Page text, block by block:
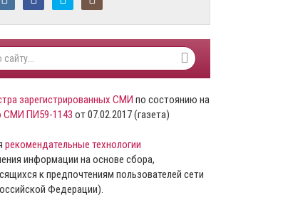
зарегистрированных СМИ по состоянию на
СМИ ПИ59-1143 от 07.02.2017 (газета)
рекомендательные технологии
информации на основе сбора,
к предпочтениям пользователей сети
Федерации).